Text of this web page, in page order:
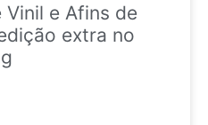
Vinil e Afins de
extra no